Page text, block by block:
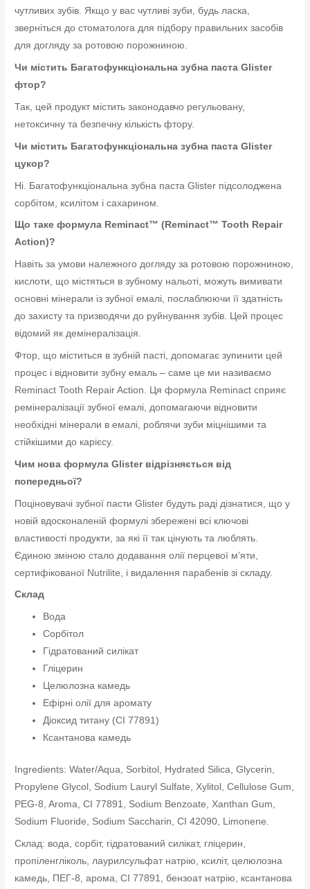
чутливих зубів. Якщо у вас чутливі зуби, будь ласка,
зверніться до стоматолога для підбору правильних засобів
для догляду за ротовою порожниною.
Чи містить Багатофункціональна зубна паста Glister
фтор?
Так, цей продукт містить законодавчо регульовану,
нетоксичну та безпечну кількість фтору.
Чи містить Багатофункціональна зубна паста Glister
цукор?
Ні. Багатофункціональна зубна паста Glister підсолоджена
сорбітом, ксилітом і сахарином.
Що таке формула Reminact™ (Reminact™ Tooth Repair
Action)?
Навіть за умови належного догляду за ротовою порожниною,
кислоти, що містяться в зубному нальоті, можуть вимивати
основні мінерали із зубної емалі, послаблюючи її здатність
до захисту та призводячи до руйнування зубів. Цей процес
відомий як демінералізація.
Фтор, що міститься в зубній пасті, допомагає зупинити цей
процес і відновити зубну емаль – саме це ми називаємо
Reminact Tooth Repair Action. Ця формула Reminact сприяє
ремінералізації зубної емалі, допомагаючи відновити
необхідні мінерали в емалі, роблячи зуби міцнішими та
стійкішими до карієсу.
Чим нова формула Glister відрізняється від
попередньої?
Поціновувачі зубної пасти Glister будуть раді дізнатися, що у
новій вдосконаленій формулі збережені всі ключові
властивості продукти, за які її так цінують та люблять.
Єдиною зміною стало додавання олії перцевої м’яти,
сертифікованої Nutrilite, і видалення парабенів зі складу.
Склад
Вода
Сорбітол
Гідратований силікат
Гліцерин
Целюлозна камедь
Ефірні олії для аромату
Діоксид титану (CI 77891)
Ксантанова камедь
Ingredients: Water/Aqua, Sorbitol, Hydrated Silica, Glycerin,
Propylene Glycol, Sodium Lauryl Sulfate, Xylitol, Cellulose Gum,
PEG-8, Aroma, CI 77891, Sodium Benzoate, Xanthan Gum,
Sodium Fluoride, Sodium Saccharin, CI 42090, Limonene.
Склад: вода, сорбіт, гідратований силікат, гліцерин,
пропіленгліколь, лаурилсульфат натрію, ксиліт, целюлозна
камедь, ПЕГ-8, арома, CI 77891, бензоат натрію, ксантанова